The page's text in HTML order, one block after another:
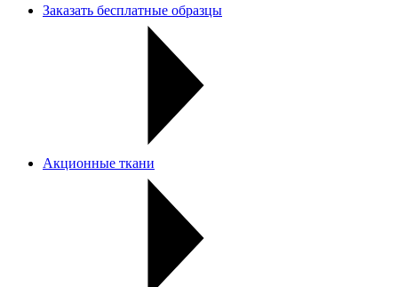
Заказать бесплатные образцы
Акционные ткани